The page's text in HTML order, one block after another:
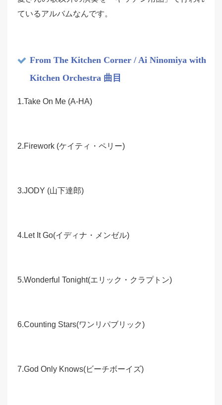
ているアルバムなんです。
From The Kitchen Corner / Ai Ninomiya with
Kitchen Orchestra 曲目
1.Take On Me (A-HA)
2.Firework (ケイティ・ペリー)
3.JODY (山下達郎)
4.Let It Go(イディナ・メンゼル)
5.Wonderful Tonight(エリック・クラプトン)
6.Counting Stars(ワンリパブリック)
7.God Only Knows(ビーチボーイズ)